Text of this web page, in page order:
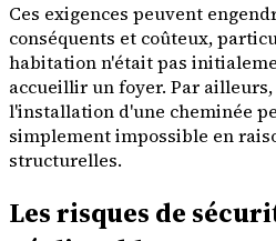
Ces exigences peuvent
conséquents et coûteux,
habitation n'était pas
accueillir un foyer. Par
l'installation d'une cheminée
simplement impossible en
structurelles.
Les risques de